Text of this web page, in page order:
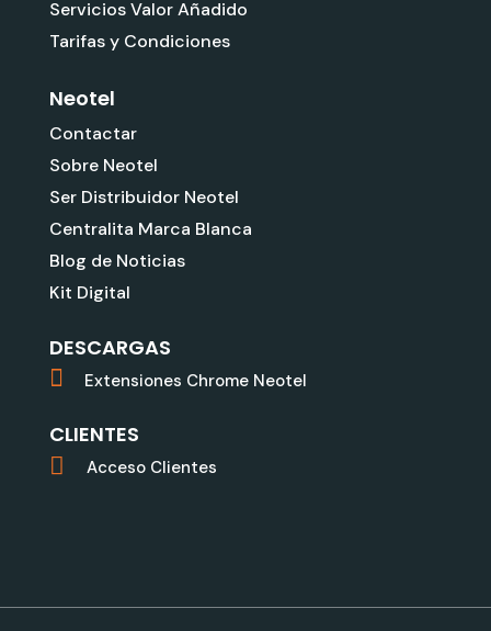
Servicios Valor Añadido
Tarifas y Condiciones
Neotel
Contactar
Sobre Neotel
Ser Distribuidor Neotel
Centralita Marca Blanca
Blog de Noticias
Kit Digital
DESCARGAS
Extensiones Chrome Neotel
CLIENTES
Acceso Clientes